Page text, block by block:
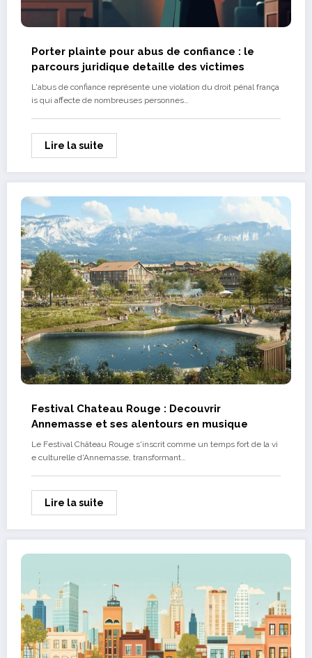
Porter plainte pour abus de confiance : le
parcours juridique detaille des victimes
L'abus de confiance représente une violation du droit pénal frança
is qui affecte de nombreuses personnes…
Lire la suite
Festival Chateau Rouge : Decouvrir
Annemasse et ses alentours en musique
Le Festival Château Rouge s'inscrit comme un temps fort de la vi
e culturelle d'Annemasse, transformant…
Lire la suite